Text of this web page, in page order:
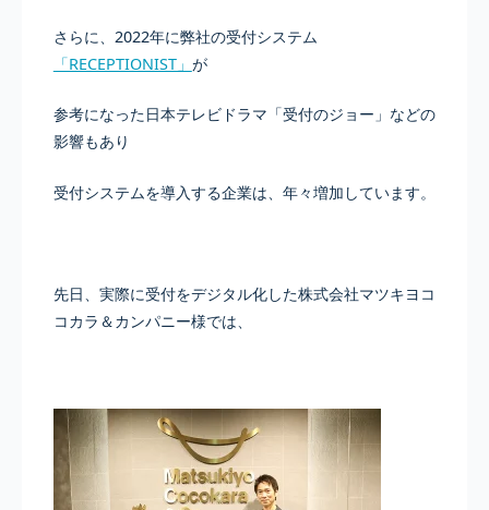
さらに、2022年に弊社の受付システム
「RECEPTIONIST」 が
参考になった日本テレビドラマ「受付のジョー」などの
影響もあり
受付システムを導入する企業は、年々増加しています。
先日、実際に受付をデジタル化した株式会社マツキヨコ
コカラ＆カンパニー様では、